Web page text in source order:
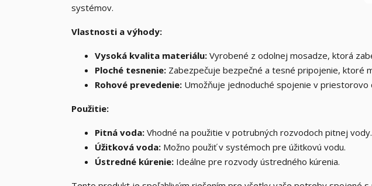
systémov.
Vlastnosti a výhody:
Vysoká kvalita materiálu: Vyrobené z odolnej mosadze, ktorá
Ploché tesnenie: Zabezpečuje bezpečné a tesné pripojenie, ktoré
Rohové prevedenie: Umožňuje jednoduché spojenie v priestorovo
Použitie:
Pitná voda: Vhodné na použitie v potrubných rozvodoch pitnej vody.
Úžitková voda: Možno použiť v systémoch pre úžitkovú vodu.
Ústredné kúrenie: Ideálne pre rozvody ústredného kúrenia.